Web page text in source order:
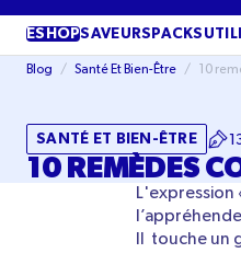
AU
CONTENU
ESHOPSAVEURS PACKS
Blog / Santé Et Bien-Être / 10
SANTÉ ET BIEN-ÊTRE
10 REMÈDES
L'expression
Il touche un